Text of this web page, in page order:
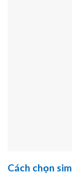
Cách chọn